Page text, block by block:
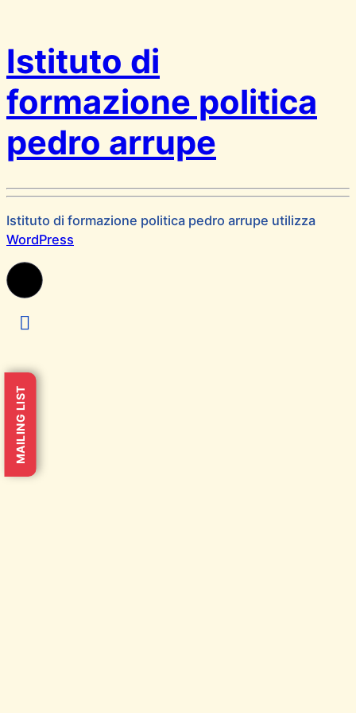
Istituto di
formazione politica
pedro arrupe
Istituto di formazione politica pedro arrupe utilizza
WordPress
MAILING LIST